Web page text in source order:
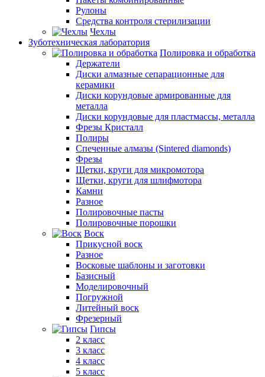
Рулоны
Средства контроля стерилизации
Чехлы
Зуботехническая лаборатория
Полировка и обработка
Держатели
Диски алмазные сепарационные для
керамики
Диски корундовые армированные для
металла
Диски корундовые для пластмассы, металла
Фрезы Кристалл
Полиры
Спеченные алмазы (Sintered diamonds)
Фрезы
Щетки, круги для микромотора
Щетки, круги для шлифмотора
Камни
Разное
Полировочные пасты
Полировочные порошки
Воск
Прикусной воск
Разное
Восковые шаблоны и заготовки
Базисный
Моделировочный
Погружной
Литейный воск
Фрезерный
Гипсы
2 класс
3 класс
4 класс
5 класс